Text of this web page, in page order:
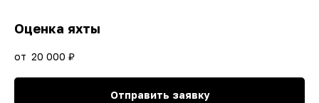
Оценка яхты
20 000 ₽
Отправить заявку